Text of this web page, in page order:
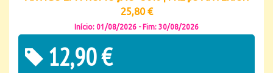
25,80 €
Início: 01/08/2026 - Fim: 30/08/2026
12,90 €